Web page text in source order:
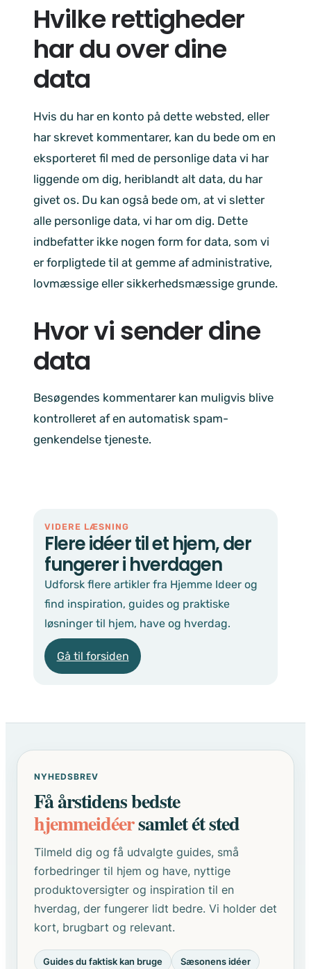
Hvilke rettigheder
har du over dine
data
Hvis du har en konto på dette websted, eller
har skrevet kommentarer, kan du bede om en
eksporteret fil med de personlige data vi har
liggende om dig, heriblandt alt data, du har
givet os. Du kan også bede om, at vi sletter
alle personlige data, vi har om dig. Dette
indbefatter ikke nogen form for data, som vi
er forpligtede til at gemme af administrative,
lovmæssige eller sikkerhedsmæssige grunde.
Hvor vi sender dine
data
Besøgendes kommentarer kan muligvis blive
kontrolleret af en automatisk spam-
genkendelse tjeneste.
VIDERE LÆSNING
Flere idéer til et hjem, der
fungerer i hverdagen
Udforsk flere artikler fra Hjemme Ideer og
find inspiration, guides og praktiske
løsninger til hjem, have og hverdag.
Gå til forsiden
NYHEDSBREV
Få årstidens bedste
hjemmeidéersamlet ét sted
Tilmeld dig og få udvalgte guides, små
forbedringer til hjem og have, nyttige
produktoversigter og inspiration til en
hverdag, der fungerer lidt bedre. Vi holder det
kort, brugbart og relevant.
Guides du faktisk kan bruge Sæsonens idéer